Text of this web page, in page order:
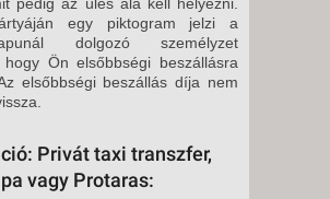
egy piktogram jelzi a
dolgozó személyzet
hogy Ön elsőbbségi beszállásra
elsőbbségi beszállás díja nem
Privát taxi transzfer,
vagy Protaras: